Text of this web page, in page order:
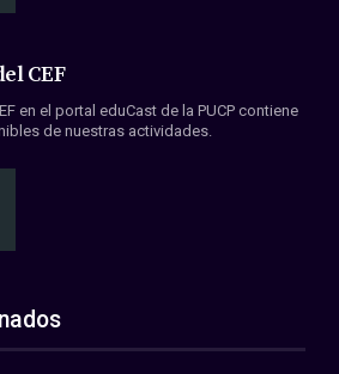
CEF
en el portal eduCast de la PUCP contiene
de nuestras actividades.